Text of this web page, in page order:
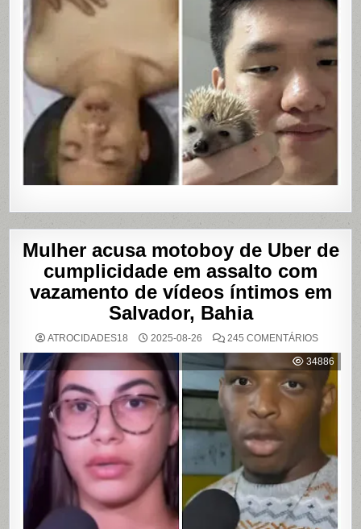
Mulher acusa motoboy de Uber de
cumplicidade em assalto com
vazamento de vídeos íntimos em
Salvador, Bahia
ATROCIDADES18 2025-08-26 245 COMENTÁRIOSEM
ACUSA
DE
UBER
DE
EM
DE
VÍDEOS
ÍNTIMOS
EM
BAHIA
34886